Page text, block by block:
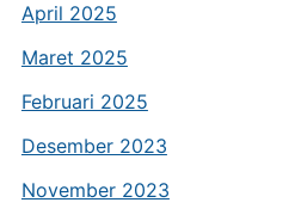
April 2025
Maret 2025
Februari 2025
Desember 2023
November 2023